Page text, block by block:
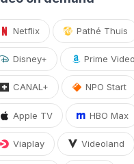
Netflix Pathé Thuis
Disney+ Prime Video
CANAL+ NPO Start
Apple TV HBO Max
Viaplay Videoland